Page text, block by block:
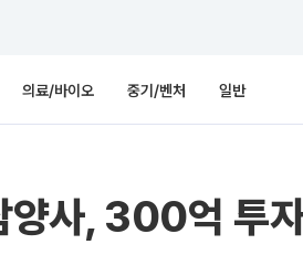
의료/바이오 중기/벤처 일반
양사, 300억 투